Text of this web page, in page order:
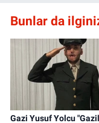
Bunlar da
Gazi Yusuf Yolcu